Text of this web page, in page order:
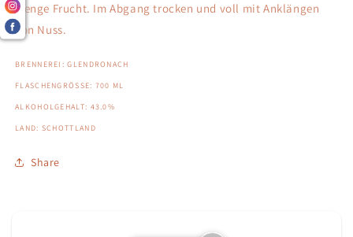
Menge Frucht. Im Abgang trocken und voll mit Anklängen
von Nuss.
BRENNEREI: GLENDRONACH
FLASCHENGRÖSSE: 700 ML
ALKOHOLGEHALT: 43.0%
LAND: SCHOTTLAND
Share